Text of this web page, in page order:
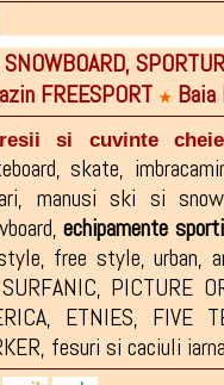
222145
223334
FREESPORT ★ Baia
si cuvinte
,skate,
, manusi ski si
,echipamente
, free style,urban,
SURFANIC, PICTURE
, ETNIES, FIVE
, fesuri si caciuli